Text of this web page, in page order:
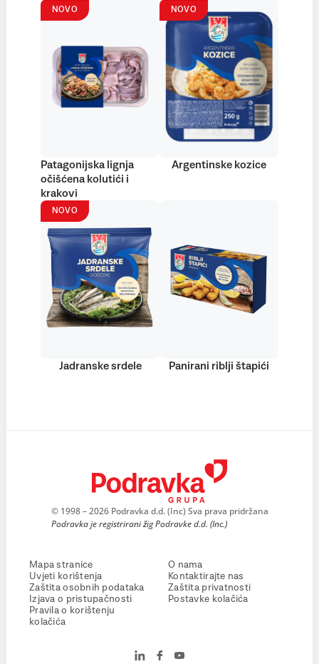
NOVO
Patagonijska lignja
očišćena kolutići i
krakovi
NOVO
Argentinske kozice
NOVO
Jadranske srdele Panirani riblji štapići
© 1998 – 2026 Podravka d.d. (Inc) Sva prava pridržana
Podravka je registrirani žig Podravke d.d. (Inc.)
Mapa stranice
Uvjeti korištenja
Zaštita osobnih podataka
Izjava o pristupačnosti
Pravila o korištenju
kolačića
O nama
Kontaktirajte nas
Zaštita privatnosti
Postavke kolačića